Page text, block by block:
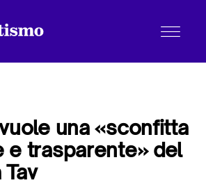
una «sconfitta
e trasparente» del